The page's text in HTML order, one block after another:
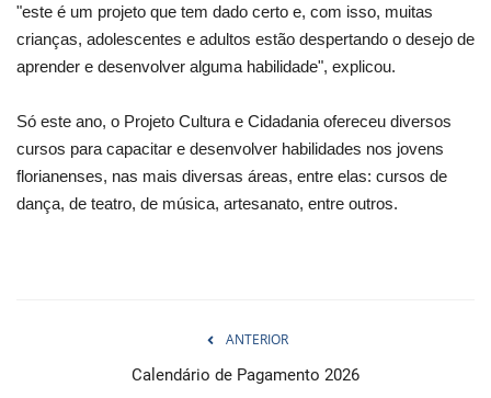
"este é um projeto que tem dado certo e, com isso, muitas
crianças, adolescentes e adultos estão despertando o desejo de
aprender e desenvolver alguma habilidade", explicou.
Só este ano, o Projeto Cultura e Cidadania ofereceu diversos
cursos para capacitar e desenvolver habilidades nos jovens
florianenses, nas mais diversas áreas, entre elas: cursos de
dança, de teatro, de música, artesanato, entre outros.
ANTERIOR
Calendário de Pagamento 2026